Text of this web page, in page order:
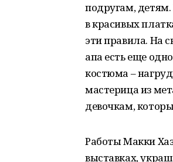
подругам,
в красивых
эти правила. На
апа есть еще
костюма –
мастерица из
девочкам,
Работы Макки
выставках,